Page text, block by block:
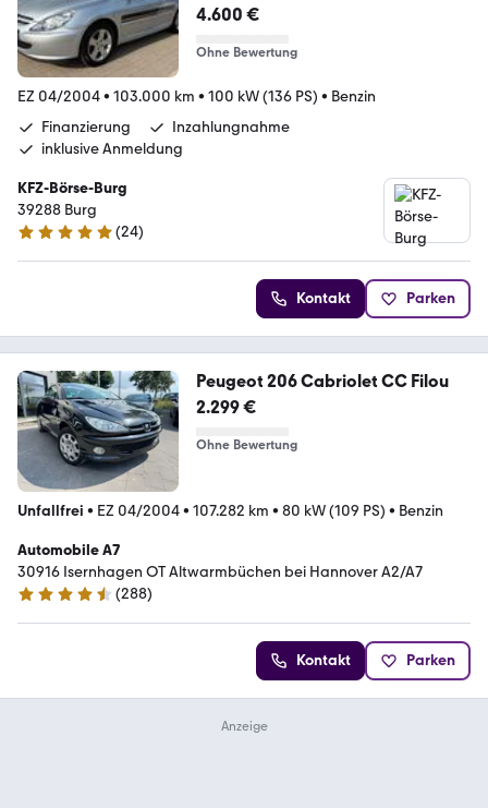
4.600 €
Ohne Bewertung
EZ 04/2004• 103.000 km • 100 kW (136 PS) • Benzin
Finanzierung
Inzahlungnahme
inklusive Anmeldung
KFZ-Börse-Burg
39288 Burg
5 Sterne
(24)
Kontakt Parken
Peugeot 206 Cabriolet CC Filou
2.299 €
Ohne Bewertung
Unfallfrei • EZ 04/2004• 107.282 km • 80 kW (109 PS) • Benzin
Automobile A7
30916 Isernhagen OT Altwarmbüchen bei Hannover A2/A7
4.7 Sterne
(288)
Kontakt Parken